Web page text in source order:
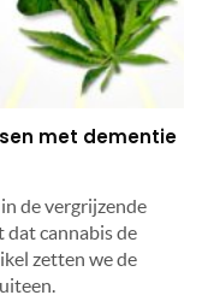
met dementie
de vergrijzende
dat cannabis de
zetten we de